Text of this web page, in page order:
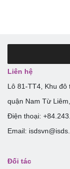
Liên hệ
Lô 81-TT4, Khu
quận Nam Từ
Điện thoại:
Email:
Đối tác